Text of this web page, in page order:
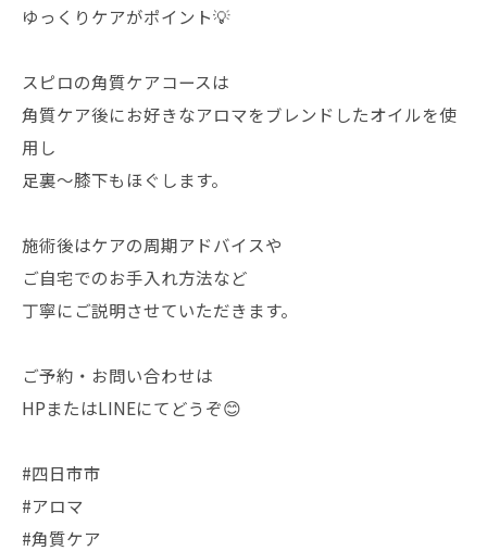
ゆっくりケアがポイント💡
スピロの角質ケアコースは
角質ケア後にお好きなアロマをブレンドしたオイルを使
用し
足裏～膝下もほぐします。
施術後はケアの周期アドバイスや
ご自宅でのお手入れ方法など
丁寧にご説明させていただきます。
ご予約・お問い合わせは
HPまたはLINEにてどうぞ😊
#四日市市
#アロマ
#角質ケア